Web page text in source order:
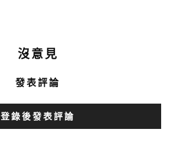
沒意見
發表評論
登錄後發表評論